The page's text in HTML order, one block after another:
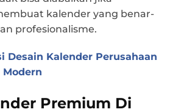
kalender yang benar-
profesionalisme.
Desain Kalender Perusahaan
Premium Di